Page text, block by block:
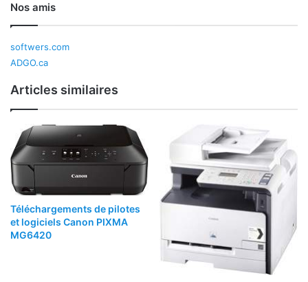
Nos amis
softwers.com
ADGO.ca
Articles similaires
Téléchargements de pilotes
et logiciels Canon PIXMA
MG6420